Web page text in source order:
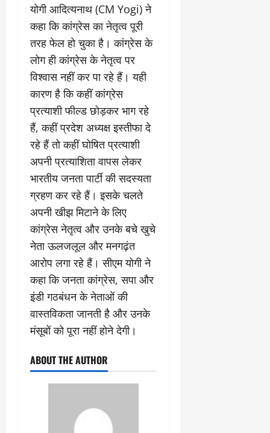
योगी आदित्यनाथ (CM Yogi) ने
कहा कि कांग्रेस का नेतृत्व पूरी
तरह फेल हो चुका है। कांग्रेस के
लोग ही कांग्रेस के नेतृत्व पर
विश्वास नहीं कर पा रहे हैं। यही
कारण है कि कहीं कांग्रेस
प्रत्याशी फील्ड छोड़कर भाग रहे
हैं, कहीं प्रदेश अध्यक्ष इस्तीफा दे
रहे हैं तो कहीं घोषित प्रत्याशी
अपनी प्रत्याशिता वापस लेकर
भारतीय जनता पार्टी की सदस्यता
ग्रहण कर रहे हैं। इसके चलते
अपनी खीझ मिटाने के लिए
कांग्रेस नेतृत्व और उनके बचे खुचे
नेता ऊलजलूल और मनगढ़ंत
आरोप लगा रहे हैं। सीएम योगी ने
कहा कि जनता कांग्रेस, सपा और
इंडी गठबंधन के नेताओं की
वास्तविकता जानती है और उनके
मंसूबों को पूरा नहीं होने देगी।
ABOUT THE AUTHOR